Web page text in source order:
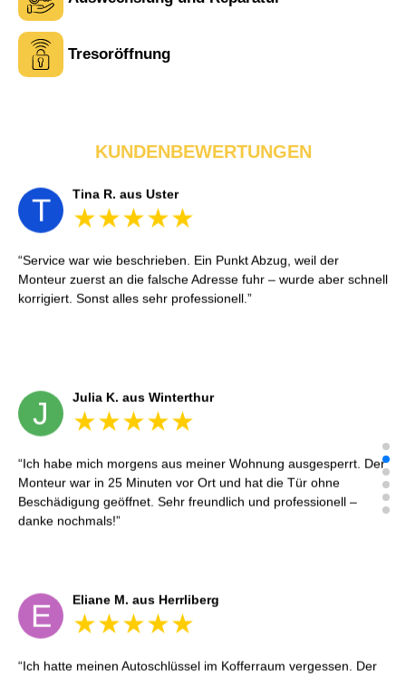
Tresoröffnung
KUNDENBEWERTUNGEN
L
Sehr freundlich am Telefon und vor Ort. Die Türöffnung ging
schnell, aber ich musste 5 Minuten auf den Rückruf warten.
T Tina R. aus Uster
Service war wie beschrieben. Ein Punkt Abzug, weil der
Monteur zuerst an die falsche Adresse fuhr – wurde aber schnell
korrigiert. Sonst alles sehr professionell.
J Julia K. aus Winterthur
Ich habe mich morgens aus meiner Wohnung ausgesperrt. Der
Monteur war in 25 Minuten vor Ort und hat die Tür ohne
Beschädigung geöffnet. Sehr freundlich und professionell –
danke nochmals!
E Eliane M. aus Herrliberg
Ich hatte meinen Autoschlüssel im Kofferraum vergessen. Der